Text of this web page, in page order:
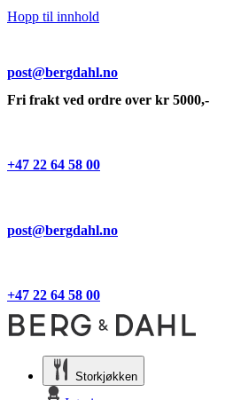
Hopp til innhold
post@bergdahl.no
Fri frakt ved ordre over kr 5000,-
+47 22 64 58 00
post@bergdahl.no
+47 22 64 58 00
Storkjøkken